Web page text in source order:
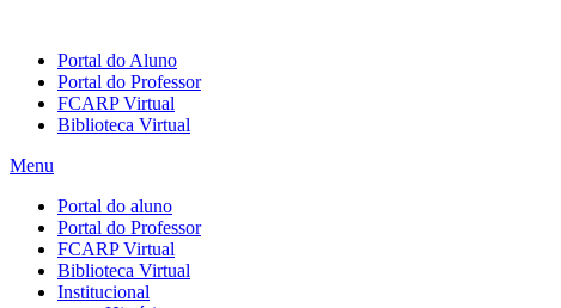
Portal do Aluno
Portal do Professor
FCARP Virtual
Biblioteca Virtual
Menu
Portal do aluno
Portal do Professor
FCARP Virtual
Biblioteca Virtual
Institucional